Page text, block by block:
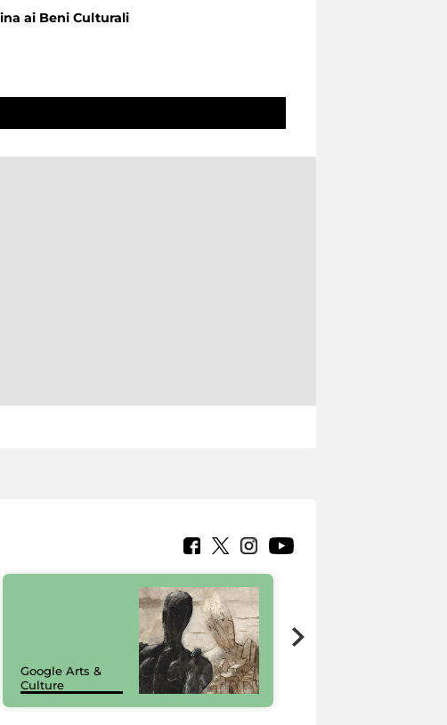
ai Beni Culturali
Google Arts &
Culture